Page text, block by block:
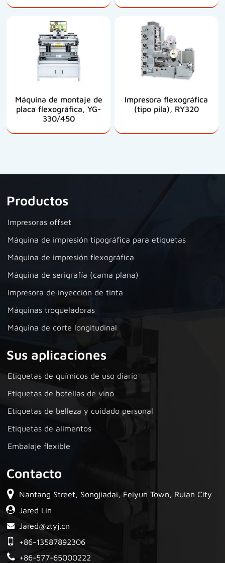
Máquina de montaje de
placa flexográfica, YG-
330/450
Impresora flexográfica
(tipo pila), RY320
Productos
Impresoras offset
Máquina de impresión tipográfica para etiquetas
Máquina de impresión flexográfica
Máquina de serigrafía (cama plana)
Impresora de inyección de tinta
Máquinas troqueladoras
Máquina de corte longitudinal
Sus aplicaciones
Etiquetas de químicos de uso diario
Etiquetas de botellas de vino
Etiquetas de belleza y cuidado personal
Etiquetas de alimentos
Embalaje flexible
Contacto
Nantang Street, Songjiadai, Feiyun Town, Ruian City
Jared Lin
Jared@ztyj.cn
+86-13587892306
+86-577-65000222